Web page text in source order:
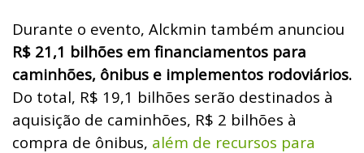
Durante o evento, Alckmin também anunciou
R$ 21,1 bilhões em financiamentos para
caminhões, ônibus e implementos rodoviários.
Do total, R$ 19,1 bilhões serão destinados à
aquisição de caminhões, R$ 2 bilhões à
compra de ônibus, além de recursos para